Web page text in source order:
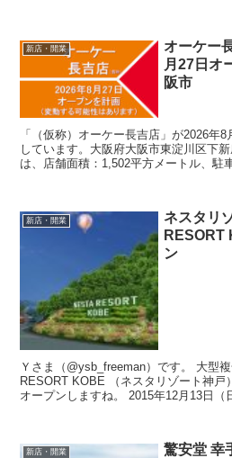
新店・開業
オーケー
月27日オ
阪市
「（仮称）オーケー長吉店」が2026年
しています。大阪府大阪市東淀川区下
は、店舗面積：1,502平方メートル、駐
（うち原付4台）、営業時間：午前8時
新店・開業
ネスタリ
RESORT
ン
Ｙさま（@ysb_freeman）です。 大型複合リゾート施設 NESTA
RESORT KOBE （ネスタリゾート神戸
オープンしますね。 2015年12
新店・開業
驚安堂 幸